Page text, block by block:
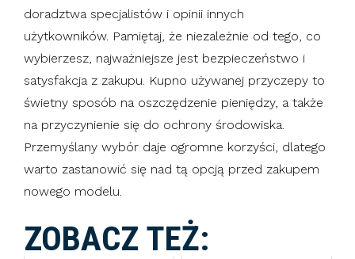
doradztwa specjalistów i opinii innych
użytkowników. Pamiętaj, że niezależnie od tego, co
wybierzesz, najważniejsze jest bezpieczeństwo i
satysfakcja z zakupu. Kupno używanej przyczepy to
świetny sposób na oszczędzenie pieniędzy, a także
na przyczynienie się do ochrony środowiska.
Przemyślany wybór daje ogromne korzyści, dlatego
warto zastanowić się nad tą opcją przed zakupem
nowego modelu.
ZOBACZ TEŻ: